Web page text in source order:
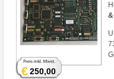
€250,00